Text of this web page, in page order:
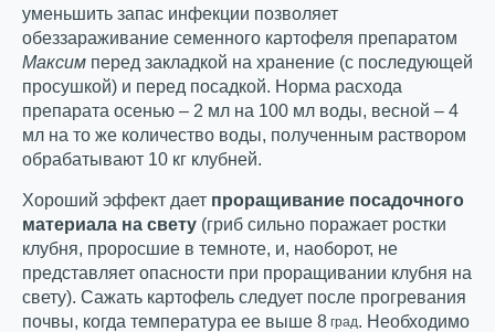
уменьшить запас инфекции позволяет
обеззараживание семенного картофеля препаратом
Максим перед закладкой на хранение (с последующей
просушкой) и перед посадкой. Норма расхода
препарата осенью – 2 мл на 100 мл воды, весной – 4
мл на то же количество воды, полученным раствором
обрабатывают 10 кг клубней.
Хороший эффект дает проращивание посадочного
материала на свету (гриб сильно поражает ростки
клубня, проросшие в темноте, и, наоборот, не
представляет опасности при проращивании клубня на
свету). Сажать картофель следует после прогревания
почвы, когда температура ее выше 8 град. Необходимо